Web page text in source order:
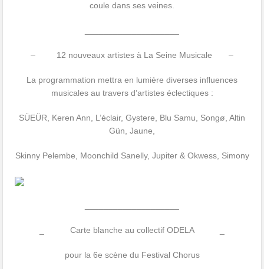
coule dans ses veines.
– 12 nouveaux artistes à La Seine Musicale –
La programmation mettra en lumière diverses influences
musicales au travers d’artistes éclectiques :
SÜEÜR, Keren Ann, L’éclair, Gystere, Blu Samu, Songø, Altin
Gün, Jaune,
Skinny Pelembe, Moonchild Sanelly, Jupiter & Okwess, Simony
_ Carte blanche au collectif ODELA _
pour la 6e scène du Festival Chorus